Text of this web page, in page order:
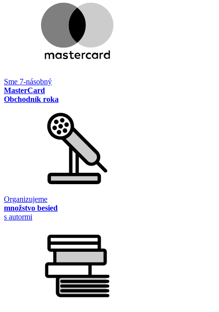
Sme 7-násobný
MasterCard
Obchodník roka
Organizujeme
množstvo besied
s autormi